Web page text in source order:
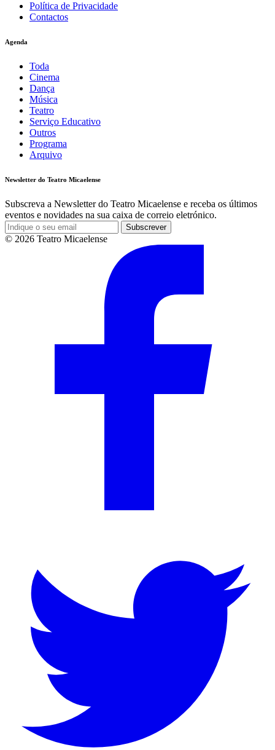
Política de Privacidade
Contactos
Agenda
Toda
Cinema
Dança
Música
Teatro
Serviço Educativo
Outros
Programa
Arquivo
Newsletter do Teatro Micaelense
Subscreva a Newsletter do Teatro Micaelense e receba os últimos
eventos e novidades na sua caixa de correio eletrónico.
Subscrever
© 2026 Teatro Micaelense